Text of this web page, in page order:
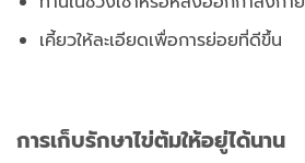
เคี้ยวให้ละเอียดเพื่อการย่อยที่ดีขึ้น
การเก็บรักษาไข่ต้มให้อยู่ได้นาน